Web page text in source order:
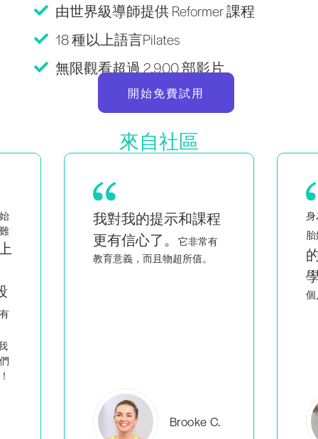
由世界級導師提供 Reformer 課程
18 種以上語言Pilates
無限觀看超過 2,900 部影片
開始免費試用
來自社區
身為黑人與同性戀女性的雙胞
胎媽媽，看到像我一樣
的人聰明又熱情地教
Everlea B.